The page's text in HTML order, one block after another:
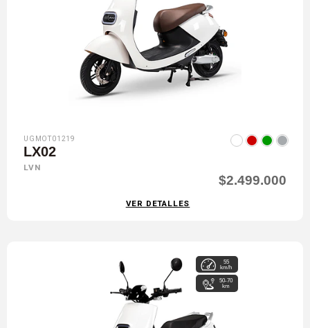
UGMOT01219
LX02
LVN
$2.499.000
VER DETALLES
55
km/h
50-70
km